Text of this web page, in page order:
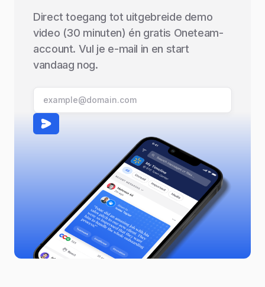
Direct toegang tot uitgebreide demo
video (30 minuten) én gratis Oneteam-
account. Vul je e-mail in en start
vandaag nog.